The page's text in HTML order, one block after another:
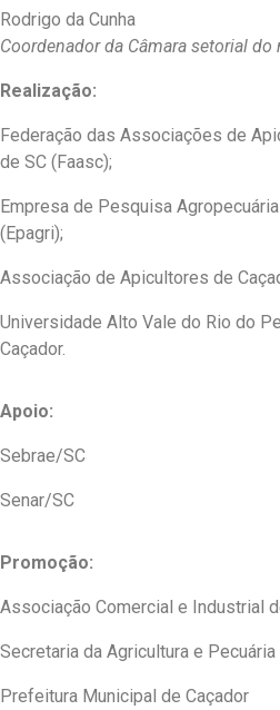
Rodrigo da Cunha
Coordenador da Câmara setorial do
Realização:
Federação das Associações de
de SC (Faasc);
Empresa de Pesquisa
(Epagri);
Associação de Apicultores de
Universidade Alto Vale do Rio do
Caçador.
Apoio:
Sebrae/SC
Senar/SC
Promoção:
Associação Comercial e Industrial
Secretaria da Agricultura e
Prefeitura Municipal de Caçador